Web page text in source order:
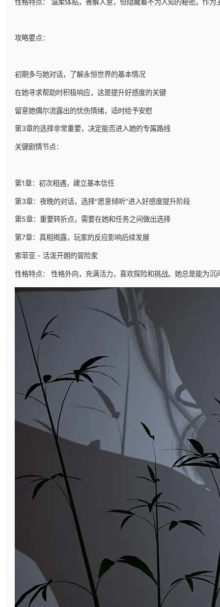
攻略要点：
初期多与她对话，了解永恒世界的基本情况
在她寻求帮助时积极响应，这是提升好感度的关键
留意她偶尔流露出的忧伤情绪，适时给予安慰
第3章的选择非常重要，决定能否进入她的专属路线
关键剧情节点：
第1章：初次相遇，建立基本信任
第3章：夜晚的对话，选择"愿意倾听"进入好感度提升阶段
第5章：重要转折点，需要在她和任务之间做出选择
第7章：真相揭露，玩家的反应影响后续发展
索菲亚 - 活泼开朗的冒险家
性格特点： 性格外向，充满活力，喜欢探险和挑战。她总是能为